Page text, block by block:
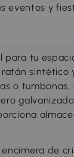
eventos y
para tu
sintético
o tumbonas,
de